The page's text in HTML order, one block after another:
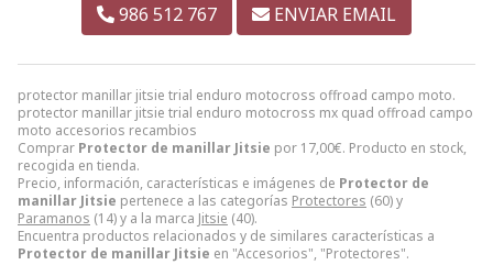
protector manillar jitsie trial enduro motocross offroad campo moto.
protector manillar jitsie trial enduro motocross mx quad offroad campo
moto accesorios recambios
Comprar Protector de manillar Jitsie por 17,00€. Producto en stock,
recogida en tienda.
Precio, información, características e imágenes de Protector de
manillar Jitsie pertenece a las categorías Protectores (60) y
Paramanos (14) y a la marca Jitsie (40).
Encuentra productos relacionados y de similares características a
Protector de manillar Jitsie en "Accesorios", "Protectores".
986 512 767 ENVIAR EMAIL